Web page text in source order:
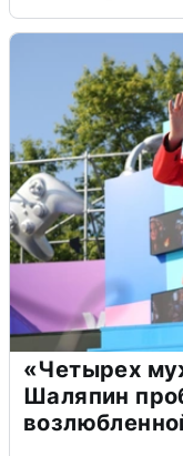
«Четырех
Шаляпин